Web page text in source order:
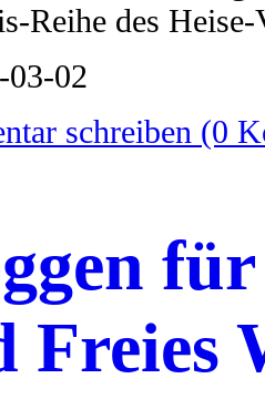
Reihe des
03-02
schreiben (0
Freies